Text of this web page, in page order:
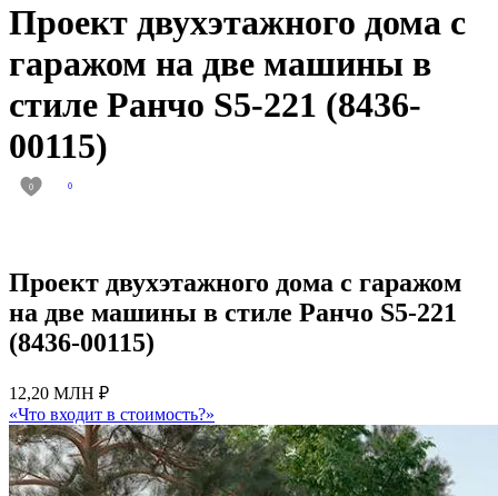
Проект двухэтажного дома с
гаражом на две машины в
стиле Ранчо S5-221 (8436-
00115)
0 0
Проект двухэтажного дома с гаражом
на две машины в стиле Ранчо S5-221
(8436-00115)
12,20 МЛН ₽
«Что входит в стоимость?»